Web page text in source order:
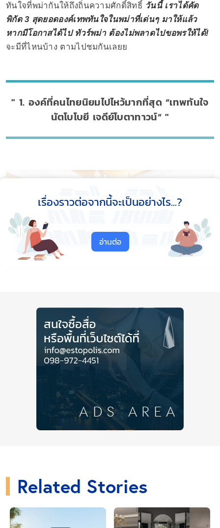
ทันใจที่พม่ากันให้ถึงถิ่นความศักดิ์สิทธิ์ วันนี้ เราได้คัด
พิกัด 3 สุดยอดองค์เทพทันใจในพม่าที่เด่นๆ มาให้แล้ว
หากมีโอกาสได้ไป ทัวร์พม่า ต้องไม่พลาดไปขอพรให้ได้!
จะมีที่ไหนบ้าง ตามไปชมกันเลยย
1. องค์ที่คนไทยนิยมไปไหว้มากที่สุด “เทพทันใจ
นัตโบโบยี เจดีย์โบตาทาวน์“
เริ่มต้นกันที่ องค์เทพทันใจ พม่า ที่ชื่อว่า
เทพทันใจนัตโบ
โบยี เจดีย์โบตาทาวน์
เป็น
เทพทันใจองค์ที่มีชื่อเสียงและ
คนไทยนิยมไปไหว้มากที่สุด
ชาวพม่ามีความเชื่อว่า “เทพ
ทันใจนัตโบโบยี” เป็นนัตที่ปกปักรักษาพระเกศธาตุใน
เจดีย์โบตาทาวน์ เป็นหนึ่งในนัตหลวงที่ชาวพม่าให้ความ
เคารพนับถือเป็นอย่างมาก เป็นเทพทันใจที่คนมาขอพร
สมหวังกันแทบทุกราย ไม่ว่าจะเป็นเรื่องการเงิน การงาน
ค้าขาย ความรัก โชคลาภ โดยเฉพาะเรื่องเงินทอง บารมี
เรื่องราวต่อจากนี้จะเป็นอย่างไร...?
อ่านต่อ
Related Stories